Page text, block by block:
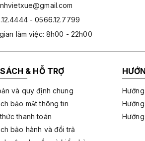
- 0566.12.7799
làm việc: 8h00 - 22h00
& HỖ TRỢ
và quy định chung
bảo mật thông tin
thanh toán
bảo hành và đổi trả